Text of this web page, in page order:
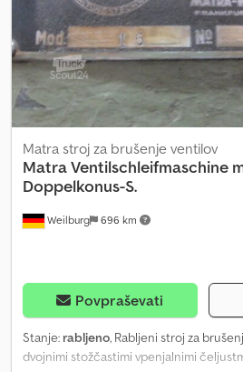
Weilburg 696 km
Matra stroj za brušenje ventilov
MatraVentilschleifmaschine
Doppelkonus-S.
Povpraševati
Stanje: rabljeno, Rabljeni stroj za
dvojnimi stožčastimi vpenjalnimi